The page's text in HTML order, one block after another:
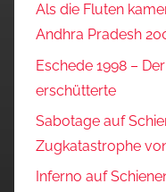
Als die Fluten
Andhra Pradesh
Eschede 1998 –
erschütterte
Sabotage auf
Zugkatastrophe
Inferno auf